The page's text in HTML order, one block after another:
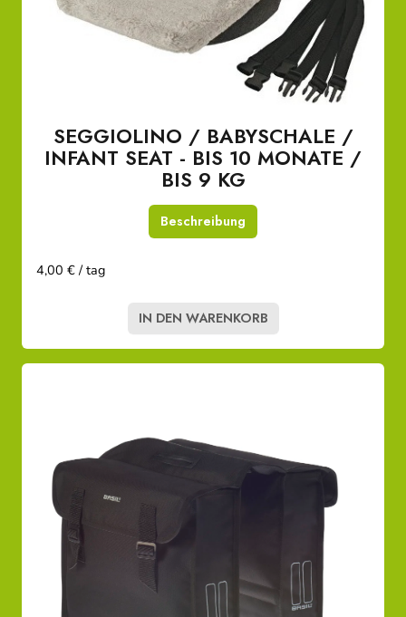
SEGGIOLINO / BABYSCHALE /
INFANT SEAT - BIS 10 MONATE /
BIS 9 KG
Beschreibung
4,00 € / tag
IN DEN WARENKORB